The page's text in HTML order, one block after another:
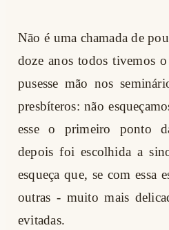
Não é uma chamada de
doze anos todos tivemos
pusesse mão nos
presbíteros: não
esse o primeiro ponto
depois foi escolhida a
esqueça que, se com essa
outras - muito mais
evitadas.